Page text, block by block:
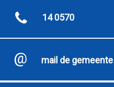
14 0570
mail de gemeente